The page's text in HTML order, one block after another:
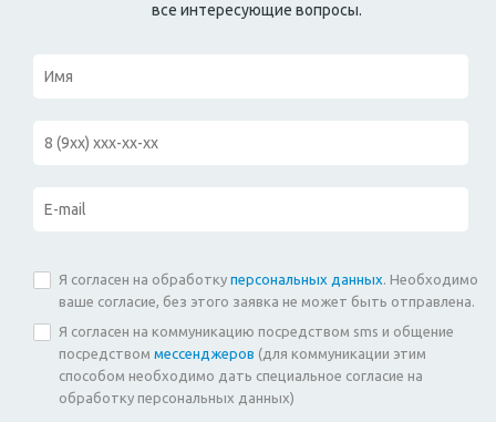
все интересующие вопросы.
Я согласен на обработку персональных данных. Необходимо
ваше согласие, без этого заявка не может быть отправлена.
Я согласен на коммуникацию посредством sms и общение
посредством мессенджеров (для коммуникации этим
способом необходимо дать специальное согласие на
обработку персональных данных)